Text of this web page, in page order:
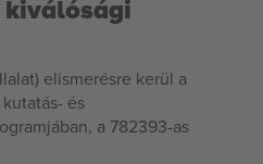
kiválósági
elismerésre kerül a
és
a 782393-as